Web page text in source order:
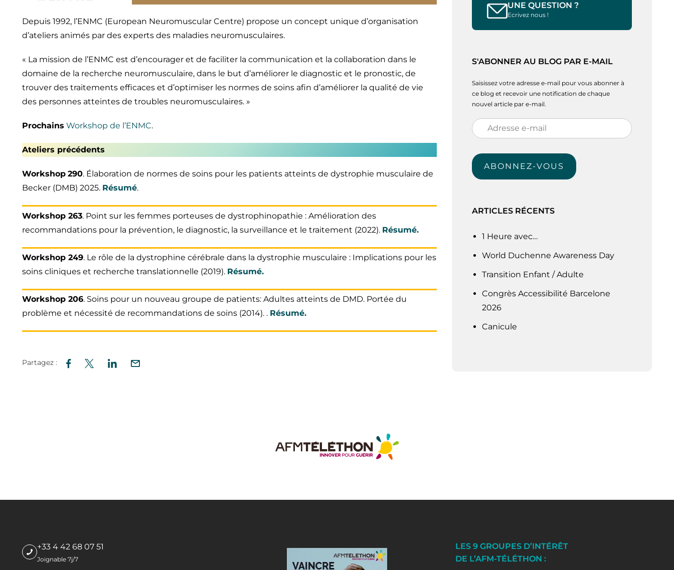
Depuis 1992, l’ENMC (European Neuromuscular Centre) propose un concept unique d’organisation
d’ateliers animés par des experts des maladies neuromusculaires.
« La mission de l’ENMC est d’encourager et de faciliter la communication et la collaboration dans le
domaine de la recherche neuromusculaire, dans le but d’améliorer le diagnostic et le pronostic, de
trouver des traitements efficaces et d’optimiser les normes de soins afin d’améliorer la qualité de vie
des personnes atteintes de troubles neuromusculaires. »
Prochains Workshop de l’ENMC.
Ateliers précédents
Workshop 290. Élaboration de normes de soins pour les patients atteints de dystrophie musculaire de
Becker (DMB) 2025. Résumé.
Workshop 263. Point sur les femmes porteuses de dystrophinopathie : Amélioration des
recommandations pour la prévention, le diagnostic, la surveillance et le traitement (2022). Résumé.
Workshop 249. Le rôle de la dystrophine cérébrale dans la dystrophie musculaire : Implications pour les
soins cliniques et recherche translationnelle (2019). Résumé.
Workshop 206. Soins pour un nouveau groupe de patients: Adultes atteints de DMD. Portée du
problème et nécessité de recommandations de soins (2014). . Résumé.
Partagez :
UNE QUESTION ?
Ecrivez nous !
S'ABONNER AU BLOG PAR E-MAIL
Saisissez votre adresse e-mail pour vous abonner à
ce blog et recevoir une notification de chaque
nouvel article par e-mail.
Adresse
e-
mail
ABONNEZ-VOUS
ARTICLES RÉCENTS
1 Heure avec…
World Duchenne Awareness Day
Transition Enfant / Adulte
Congrès Accessibilité Barcelone
2026
Canicule
+33 4 42 68 07 51
Joignable 7j/7
LES 9 GROUPES D’INTÉRÊT
DE L’AFM-TÉLÉTHON :